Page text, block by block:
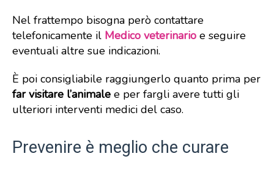
Nel frattempo bisogna però contattare
telefonicamente il Medico veterinario e seguire
eventuali altre sue indicazioni.
È poi consigliabile raggiungerlo quanto prima per
far visitare l’animale e per fargli avere tutti gli
ulteriori interventi medici del caso.
Prevenire è meglio che curare